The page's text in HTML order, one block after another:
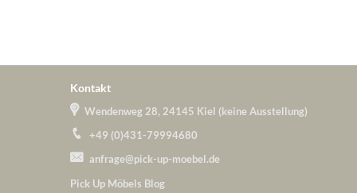
Kontakt
Wendenweg 28, 24145 Kiel (keine Ausstellung)
+49 (0)431-79994680
anfrage@pick-up-moebel.de
Pick Up Möbels Blog